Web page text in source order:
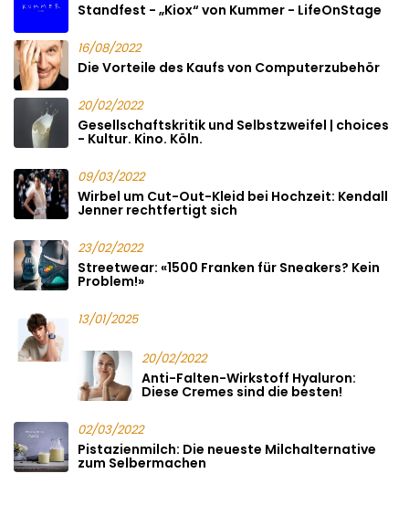
Standfest - „Kiox“ von Kummer - LifeOnStage
16/08/2022
Die Vorteile des Kaufs von Computerzubehör
20/02/2022
Gesellschaftskritik und Selbstzweifel | choices
- Kultur. Kino. Köln.
09/03/2022
Wirbel um Cut-Out-Kleid bei Hochzeit: Kendall
Jenner rechtfertigt sich
23/02/2022
Streetwear: «1500 Franken für Sneakers? Kein
Problem!»
13/01/2025
20/02/2022
Anti-Falten-Wirkstoff Hyaluron:
Diese Cremes sind die besten!
02/03/2022
Pistazienmilch: Die neueste Milchalternative
zum Selbermachen